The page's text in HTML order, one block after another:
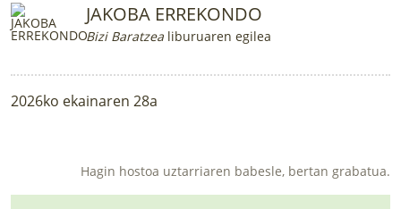
JAKOBA ERREKONDO
Bizi Baratzea liburuaren egilea
2026ko ekainaren 28a
Hagin hostoa uztarriaren babesle, bertan grabatua.